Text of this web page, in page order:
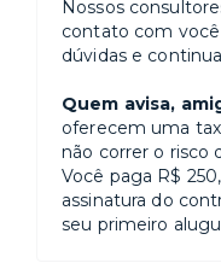
Nossos
contato com você
dúvidas e
Quem avisa,
oferecem uma
não correr o risco
Você paga R$
assinatura do
seu primeiro